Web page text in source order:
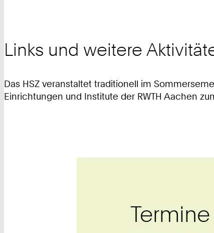
Links und weitere
Das HSZ veranstaltet traditionell im
Einrichtungen und Institute der RWTH Aachen